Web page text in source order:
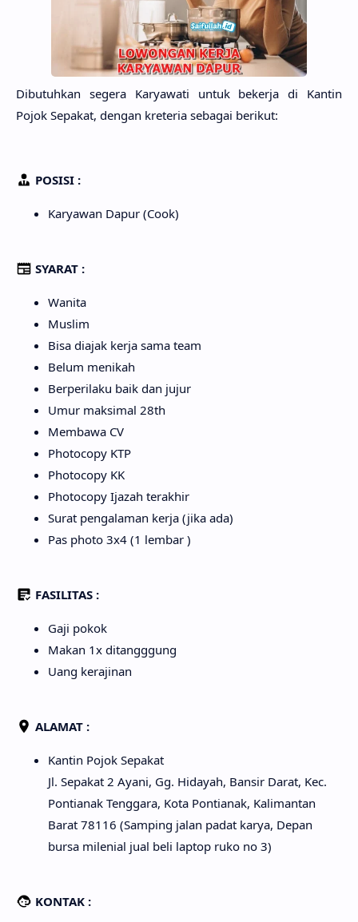
Dibutuhkan segera Karyawati untuk bekerja di Kantin
Pojok Sepakat, dengan kreteria sebagai berikut:
POSISI :
Karyawan Dapur (Cook)
SYARAT :
Wanita
Muslim
Bisa diajak kerja sama team
Belum menikah
Berperilaku baik dan jujur
Umur maksimal 28th
Membawa CV
Photocopy KTP
Photocopy KK
Photocopy Ijazah terakhir
Surat pengalaman kerja (jika ada)
Pas photo 3x4 (1 lembar )
FASILITAS :
Gaji pokok
Makan 1x ditangggung
Uang kerajinan
ALAMAT :
Kantin Pojok Sepakat
Jl. Sepakat 2 Ayani, Gg. Hidayah, Bansir Darat, Kec.
Pontianak Tenggara, Kota Pontianak, Kalimantan
Barat 78116 (Samping jalan padat karya, Depan
bursa milenial jual beli laptop ruko no 3)
KONTAK :